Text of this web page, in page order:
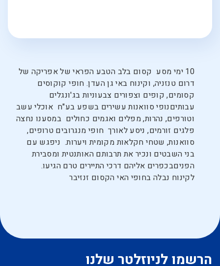
10 ימי מסע קסום בלב הטבע הפראי של אפריקה של
דרום טנזניה, וקינוח באי גן העדן. חופי קוקוסים
קסומים, קופים וצפורים צבעוניות בג'ונגלים
עבותיםנופי סוואנות עשירים בשפע בע"ח אוכלי עשב
וטורפים, נהרות, מפלים ואגמים כחולים במסענו נחצה
פלגים זורמים, ניסע לאורך חופי מנגרובים טרופים,
סוואנות, שטחי חקלאות מקומית ויערות. ניפגש עם
בני השבטים ונכיר את תרבותם האותנטית ומסבירת
הפניםבכפרים אליהם דרכי התיירים טרם הגיעו.
לקינוח נבלה בחופי האי הקסום זנזיבר
הרשמו לניוזלטר שלנו